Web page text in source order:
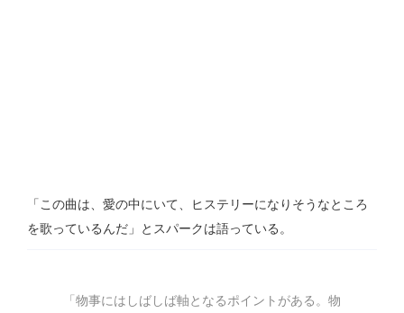
「この曲は、愛の中にいて、ヒステリーになりそうなところ
を歌っているんだ」とスパークは語っている。
「物事にはしばしば軸となるポイントがある。物